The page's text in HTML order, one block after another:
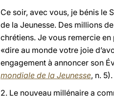
Ce soir, avec vous, je bénis le
de la Jeunesse. Des millions
chrétiens. Je vous remercie
«dire au monde votre joie
engagement à annoncer son
mondiale de la Jeunesse, n. 5).
2. Le nouveau millénaire a